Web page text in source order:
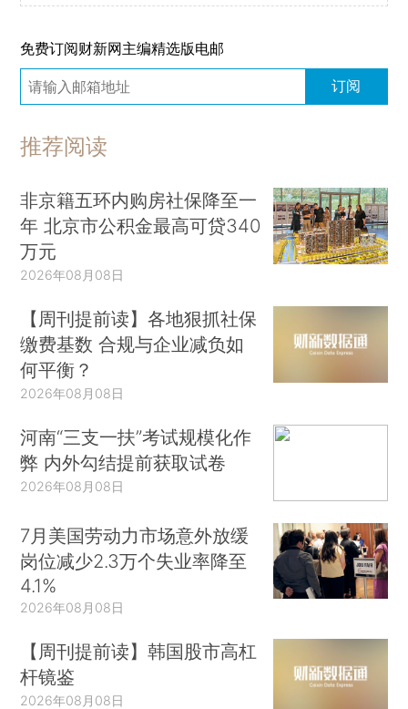
免费订阅财新网主编精选版电邮
订阅
推荐阅读
非京籍五环内购房社保降至一
年 北京市公积金最高可贷340
万元
2026年08月08日
【周刊提前读】各地狠抓社保
缴费基数 合规与企业减负如
何平衡？
2026年08月08日
河南“三支一扶”考试规模化作
弊 内外勾结提前获取试卷
2026年08月08日
7月美国劳动力市场意外放缓
岗位减少2.3万个失业率降至
4.1%
2026年08月08日
【周刊提前读】韩国股市高杠
杆镜鉴
2026年08月08日